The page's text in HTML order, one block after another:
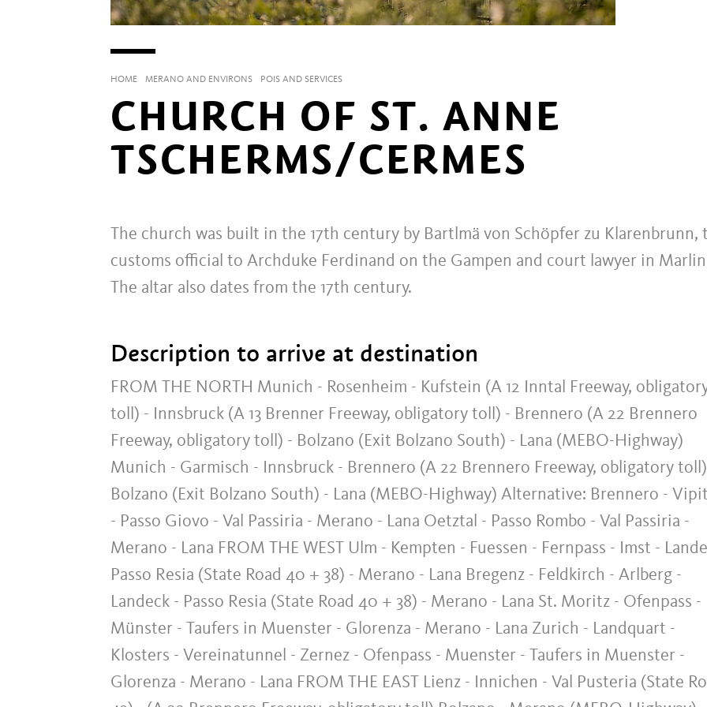
HOME MERANO AND ENVIRONS POIS AND SERVICES
CHURCH OF ST. ANNE
TSCHERMS/CERMES
The church was built in the 17th century by Bartlmä von Schöpfer zu Klarenbrunn,
customs official to Archduke Ferdinand on the Gampen and court lawyer in
The altar also dates from the 17th century.
Description to arrive at destination
FROM THE NORTH Munich - Rosenheim - Kufstein (A 12 Inntal Freeway,
toll) - Innsbruck (A 13 Brenner Freeway, obligatory toll) - Brennero (A 22 Brennero
Freeway, obligatory toll) - Bolzano (Exit Bolzano South) - Lana (MEBO-Highway)
Munich - Garmisch - Innsbruck - Brennero (A 22 Brennero Freeway, obligatory
Bolzano (Exit Bolzano South) - Lana (MEBO-Highway) Alternative: Brennero -
- Passo Giovo - Val Passiria - Merano - Lana Oetztal - Passo Rombo - Val Passiria -
Merano - Lana FROM THE WEST Ulm - Kempten - Fuessen - Fernpass - Imst -
Passo Resia (State Road 40 + 38) - Merano - Lana Bregenz - Feldkirch - Arlberg -
Landeck - Passo Resia (State Road 40 + 38) - Merano - Lana St. Moritz - Ofenpass -
Münster - Taufers in Muenster - Glorenza - Merano - Lana Zurich - Landquart -
Klosters - Vereinatunnel - Zernez - Ofenpass - Muenster - Taufers in Muenster -
Glorenza - Merano - Lana FROM THE EAST Lienz - Innichen - Val Pusteria (State